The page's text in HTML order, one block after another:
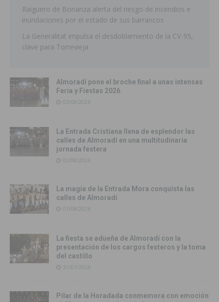
Raiguero de Bonanza alerta del riesgo de incendios e
inundaciones por el estado de sus barrancos
La Generalitat impulsa el desdoblamiento de la CV-95,
clave para Torrevieja
Almoradí pone el broche final a unas intensas
Feria y Fiestas 2026
03/08/2026
La Entrada Cristiana llena de esplendor las
calles de Almoradí en una multitudinaria
jornada festera
02/08/2026
La magia de la Entrada Mora conquista las
calles de Almoradí
01/08/2026
La fiesta se adueña de Almoradí con la
presentación de los cargos festeros y la toma
del castillo
31/07/2026
Pilar de la Horadada conmemora con emoción